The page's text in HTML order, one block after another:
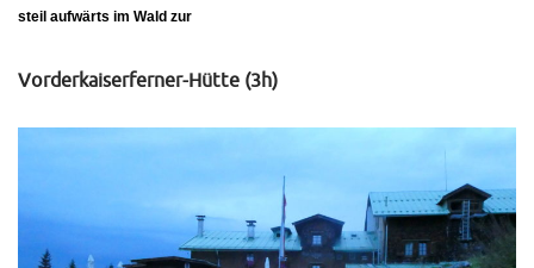
steil aufwärts im Wald zur
Vorderkaiserferner-Hütte (3h)